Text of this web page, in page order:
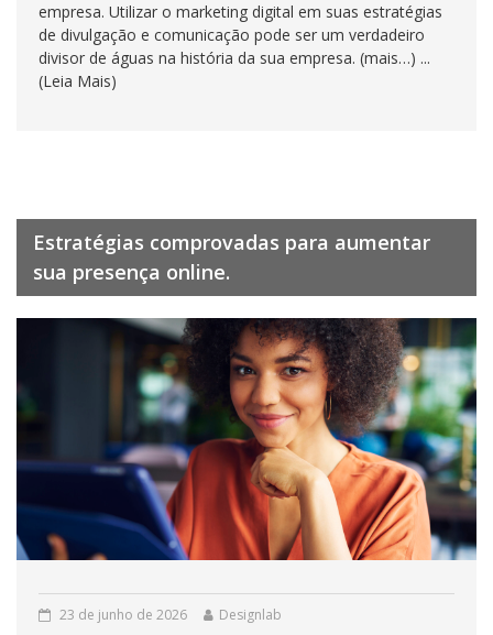
empresa. Utilizar o marketing digital em suas estratégias
de divulgação e comunicação pode ser um verdadeiro
divisor de águas na história da sua empresa. (mais…) ...
(Leia Mais)
Estratégias comprovadas para aumentar
sua presença online.
23 de junho de 2026 Designlab